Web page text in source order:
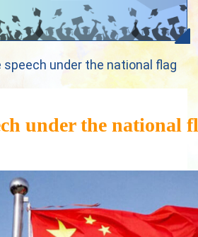
speech under the national flag
under the national